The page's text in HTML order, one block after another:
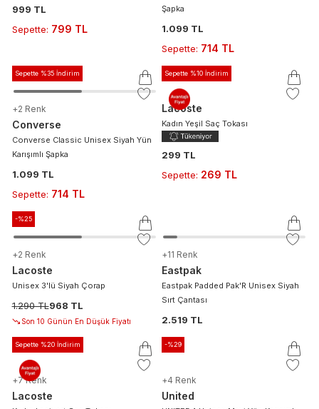
999 TL
Sepette: 799 TL
Şapka
1.099 TL
Sepette: 714 TL
Sepette %35 İndirim
+2 Renk
Converse
Converse Classic Unisex Siyah Yün
Karışımlı Şapka
1.099 TL
Sepette: 714 TL
Sepette %10 İndirim
Lacoste
Kadın Yeşil Saç Tokası
299 TL
Sepette: 269 TL
-%25
+2 Renk
Lacoste
Unisex 3'lü Siyah Çorap
1.290 TL968 TL
Son 10 Günün En Düşük Fiyatı
+11 Renk
Eastpak
Eastpak Padded Pak'R Unisex Siyah
Sırt Çantası
2.519 TL
Sepette %20 İndirim
+7 Renk
Lacoste
-%29
+4 Renk
United